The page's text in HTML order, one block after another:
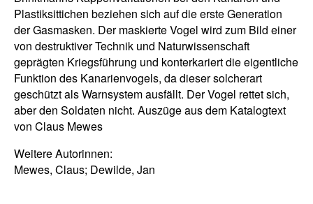
Plastiksittichen beziehen sich auf die erste Generation
der Gasmasken. Der maskierte Vogel wird zum Bild einer
von destruktiver Technik und Naturwissenschaft
geprägten Kriegsführung und konterkariert die eigentliche
Funktion des Kanarienvogels, da dieser solcherart
geschützt als Warnsystem ausfällt. Der Vogel rettet sich,
aber den Soldaten nicht. Auszüge aus dem Katalogtext
von Claus Mewes
Weitere Autorinnen:
Mewes, Claus; Dewilde, Jan